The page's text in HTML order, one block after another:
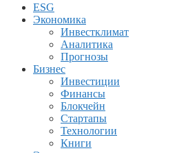
ESG
Экономика
Инвестклимат
Аналитика
Прогнозы
Бизнес
Инвестиции
Финансы
Блокчейн
Стартапы
Технологии
Книги